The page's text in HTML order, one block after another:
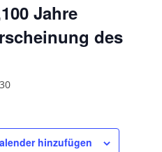
Jahre
des
hinzufügen